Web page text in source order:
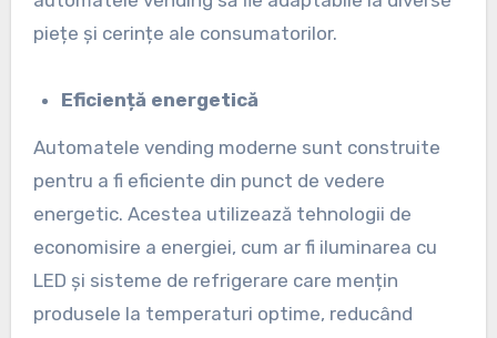
piețe și cerințe ale consumatorilor.
Eficiență energetică
Automatele vending moderne sunt construite
pentru a fi eficiente din punct de vedere
energetic. Acestea utilizează tehnologii de
economisire a energiei, cum ar fi iluminarea cu
LED și sisteme de refrigerare care mențin
produsele la temperaturi optime, reducând